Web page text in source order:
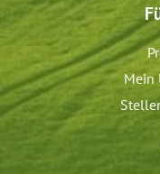
Mein